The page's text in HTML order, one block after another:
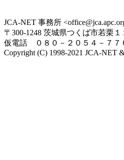
JCA-NET 事務所
〒300-1248 茨城県つくば市若栗
仮電話 ０８０－２０５４－７７
Copyright (C) 1998-2021 JCA-NET